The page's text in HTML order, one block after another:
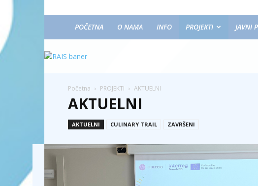
POČETNA O NAMA INFO PROJEKTI JAVNI
Početna PROJEKTI AKTUELNI
AKTUELNI
AKTUELNI CULINARY TRAIL ZAVRŠENI